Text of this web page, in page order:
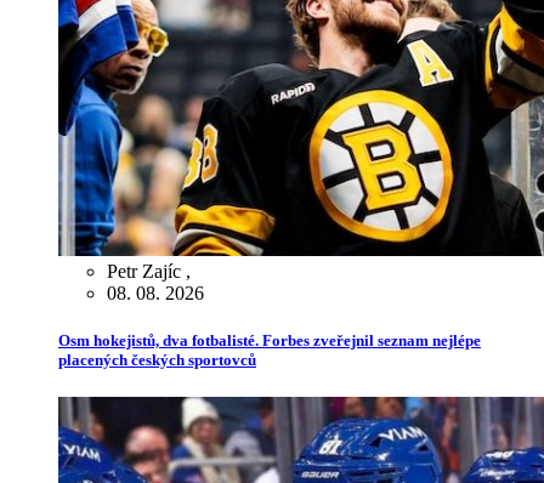
Petr Zajíc ,
08. 08. 2026
Osm hokejistů, dva fotbalisté. Forbes zveřejnil seznam nejlépe
placených českých sportovců